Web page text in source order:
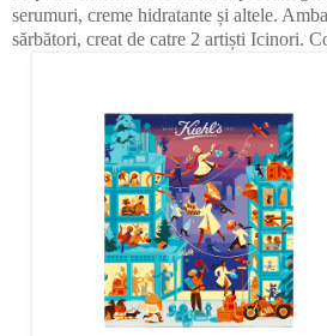
serumuri, creme hidratante și altele.
sărbători, creat de catre 2 artiști Icinori.